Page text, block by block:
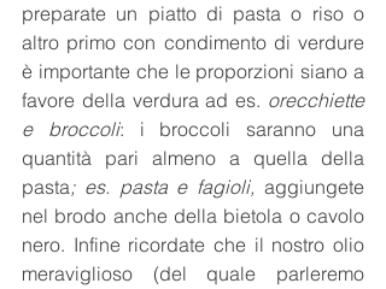
preparate un piatto di pasta o riso o
altro primo con condimento di verdure
è importante che le proporzioni siano a
favore della verdura ad es. orecchiette
e broccoli: i broccoli saranno una
quantità pari almeno a quella della
pasta; es. pasta e fagioli, aggiungete
nel brodo anche della bietola o cavolo
nero. Infine ricordate che il nostro olio
meraviglioso (del quale parleremo